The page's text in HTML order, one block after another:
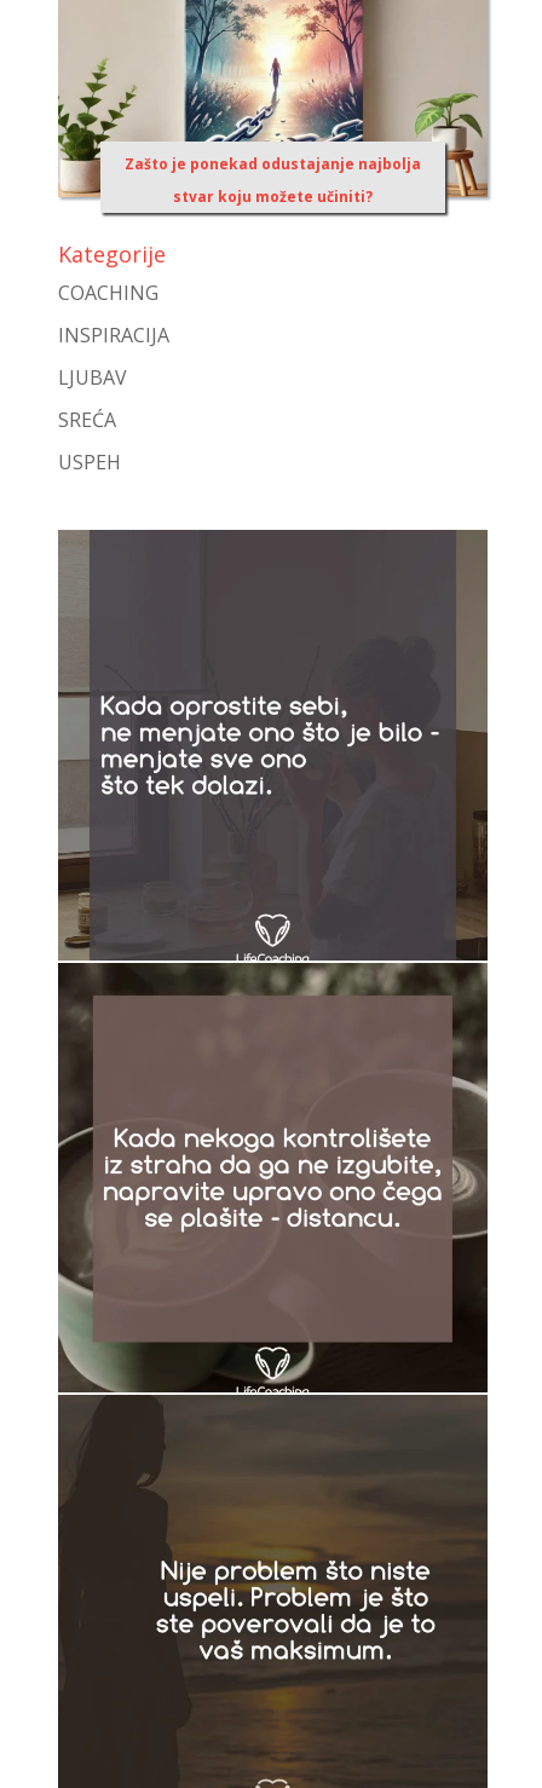
Zašto je ponekad odustajanje najbolja
stvar koju možete učiniti?
Kategorije
COACHING
INSPIRACIJA
LJUBAV
SREĆA
USPEH